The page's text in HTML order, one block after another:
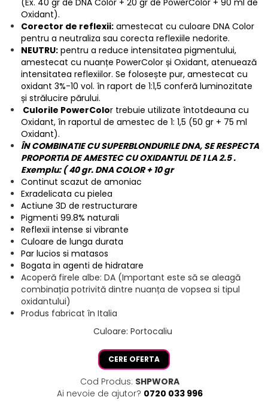
(Ex. 40 gr de DNA Color + 20 gr de PowerColor + 90 ml de
Oxidant).
Corector de reflexii: amestecat cu culoare DNA Color
pentru a neutraliza sau corecta reflexiile nedorite.
NEUTRU: pentru a reduce intensitatea pigmentului,
amestecat cu nuanțe PowerColor și Oxidant, atenuează
intensitatea reflexiilor. Se folosește pur, amestecat cu
oxidant 3%-10 vol. în raport de 1:1,5 conferă luminozitate
și strălucire părului.
Culorile PowerColor trebuie utilizate întotdeauna cu
Oxidant, în raportul de amestec de 1: 1,5 (50 gr + 75 ml
Oxidant).
ÎN COMBINATIE CU SUPERBLONDURILE DNA, SE RESPECTA
PROPORTIA DE AMESTEC CU OXIDANTUL DE 1 LA 2.5 .
Exemplu: ( 40 gr. DNA COLOR + 10 gr
Continut scazut de amoniac
Exradelicata cu pielea
Actiune 3D de restructurare
Pigmenti 99.8% naturali
Reflexii intense si vibrante
Culoare de lunga durata
Par lucios si matasos
Bogata in agenti de hidratare
Acoperă firele albe: DA (Important este să se aleagă
combinația potrivită dintre nuanța de vopsea si tipul
oxidantului)
Produs fabricat în Italia
Culoare: Portocaliu
CERE OFERTA
Cod Produs: SHPWORA
Ai nevoie de ajutor? 0720 033 996